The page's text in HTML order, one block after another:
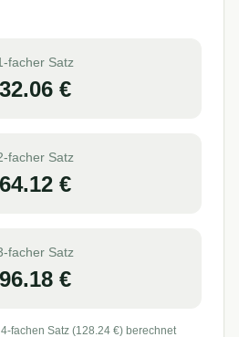
facher Satz
32.06€
facher Satz
64.12€
facher Satz
96.18€
fachen Satz (128.24 €) berechnet